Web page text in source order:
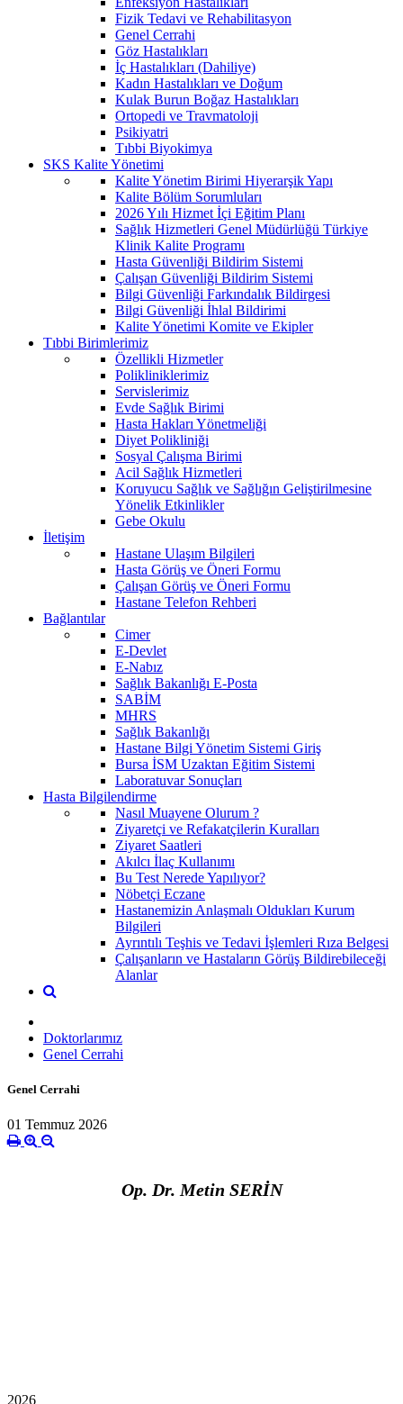
Fizik Tedavi ve Rehabilitasyon
Genel Cerrahi
Göz Hastalıkları
İç Hastalıkları (Dahiliye)
Kadın Hastalıkları ve Doğum
Kulak Burun Boğaz Hastalıkları
Ortopedi ve Travmatoloji
Psikiyatri
Tıbbi Biyokimya
SKS Kalite Yönetimi
Kalite Yönetim Birimi Hiyerarşik Yapı
Kalite Bölüm Sorumluları
2026 Yılı Hizmet İçi Eğitim Planı
Sağlık Hizmetleri Genel Müdürlüğü Türkiye
Klinik Kalite Programı
Hasta Güvenliği Bildirim Sistemi
Çalışan Güvenliği Bildirim Sistemi
Bilgi Güvenliği Farkındalık Bildirgesi
Bilgi Güvenliği İhlal Bildirimi
Kalite Yönetimi Komite ve Ekipler
Tıbbi Birimlerimiz
Özellikli Hizmetler
Polikliniklerimiz
Servislerimiz
Evde Sağlık Birimi
Hasta Hakları Yönetmeliği
Diyet Polikliniği
Sosyal Çalışma Birimi
Acil Sağlık Hizmetleri
Koruyucu Sağlık ve Sağlığın Geliştirilmesine
Yönelik Etkinlikler
Gebe Okulu
İletişim
Hastane Ulaşım Bilgileri
Hasta Görüş ve Öneri Formu
Çalışan Görüş ve Öneri Formu
Hastane Telefon Rehberi
Bağlantılar
Cimer
E-Devlet
E-Nabız
Sağlık Bakanlığı E-Posta
SABİM
MHRS
Sağlık Bakanlığı
Hastane Bilgi Yönetim Sistemi Giriş
Bursa İSM Uzaktan Eğitim Sistemi
Laboratuvar Sonuçları
Hasta Bilgilendirme
Nasıl Muayene Olurum ?
Ziyaretçi ve Refakatçilerin Kuralları
Ziyaret Saatleri
Akılcı İlaç Kullanımı
Bu Test Nerede Yapılıyor?
Nöbetçi Eczane
Hastanemizin Anlaşmalı Oldukları Kurum
Bilgileri
Ayrıntılı Teşhis ve Tedavi İşlemleri Rıza Belgesi
Çalışanların ve Hastaların Görüş Bildirebileceği
Alanlar
Doktorlarımız
Genel Cerrahi
Genel Cerrahi
01 Temmuz 2026
Op. Dr. Metin SERİN
2026